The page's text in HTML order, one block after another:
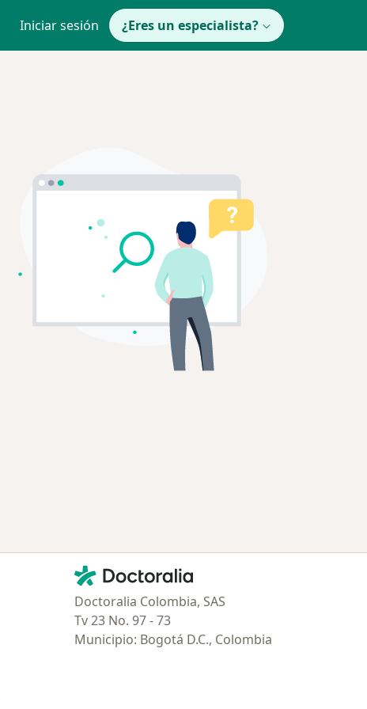
Iniciar sesión ¿Eres un especialista?
Contacto
Doctoralia - Página de inicio
Doctoralia Colombia, SAS
Tv 23 No. 97 - 73
Municipio: Bogotá D.C., Colombia